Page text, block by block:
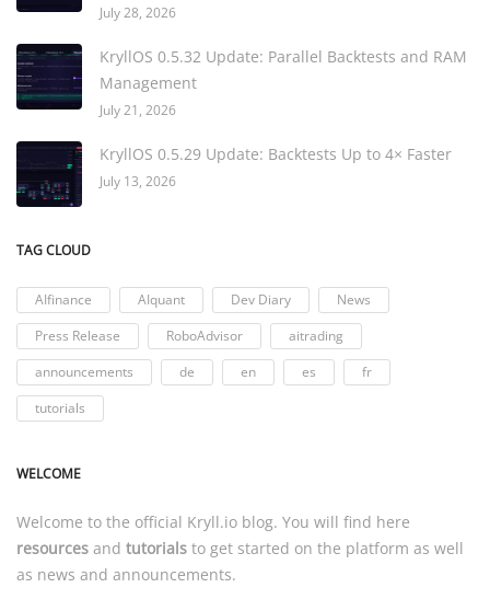
July 28, 2026
KryllOS 0.5.32 Update: Parallel Backtests and RAM
Management
July 21, 2026
KryllOS 0.5.29 Update: Backtests Up to 4× Faster
July 13, 2026
TAG CLOUD
AIfinance AIquant Dev Diary
News
Press Release
RoboAdvisor
aitrading
announcements
de en es
fr
tutorials
WELCOME
Welcome to the official Kryll.io blog. You will find here
resources and tutorials to get started on the platform as well
as news and announcements.